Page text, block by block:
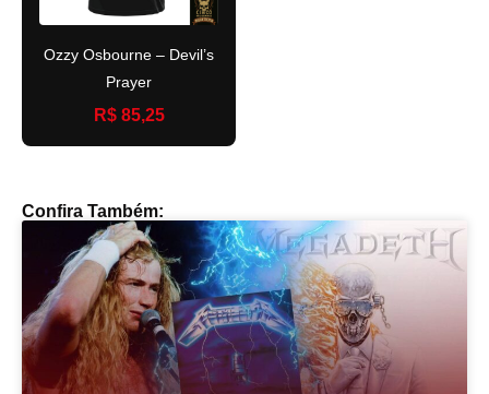
Ozzy Osbourne – Devil’s
Prayer
R$ 85,25
Confira Também: